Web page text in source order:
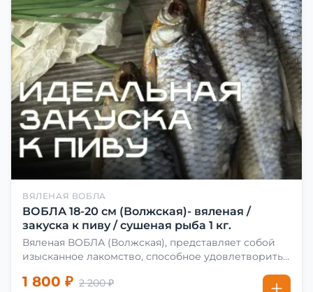
ВЯЛЕНАЯ ВОБЛА
ВОБЛА 18-20 см (Волжская)- вяленая /
закуска к пиву / сушеная рыба 1 кг.
Вяленая ВОБЛА (Волжская), представляет собой
изысканное лакомство, способное удовлетворить
сделать вяленую воблу, её сначала хорошо солят.
1 800 ₽ 2 200 ₽